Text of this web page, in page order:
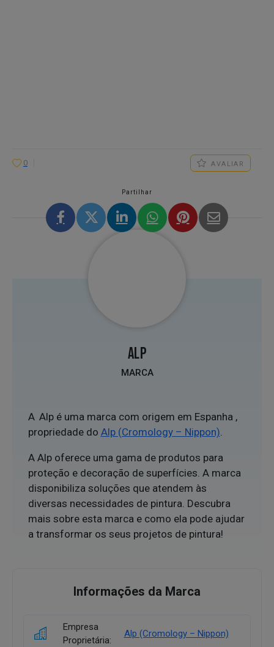
0 AVALIAR
Partilhar
ALP
MARCA
A Alp é uma marca com origem em Espanha ,
propriedade do Alp (Cromology – Nippon).
A Alp oferece uma gama de produtos para
proteção e decoração de superfícies. A marca
disponibiliza soluções que atendem às
diversas necessidades de pintura. Descubra
mais sobre esta marca e como ela pode ajudar
a transformar os seus projetos de pintura!
Informações da Marca
Empresa
Proprietária:
Alp (Cromology – Nippon)